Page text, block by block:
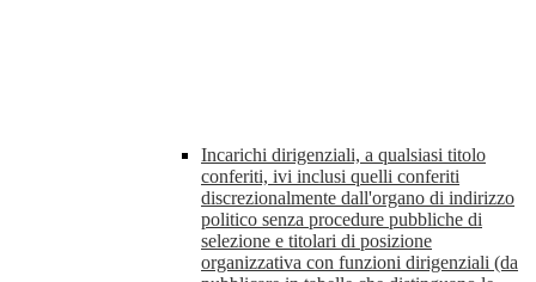
Incarichi dirigenziali, a qualsiasi titolo
conferiti, ivi inclusi quelli conferiti
discrezionalmente dall'organo di indirizzo
politico senza procedure pubbliche di
selezione e titolari di posizione
organizzativa con funzioni dirigenziali (da